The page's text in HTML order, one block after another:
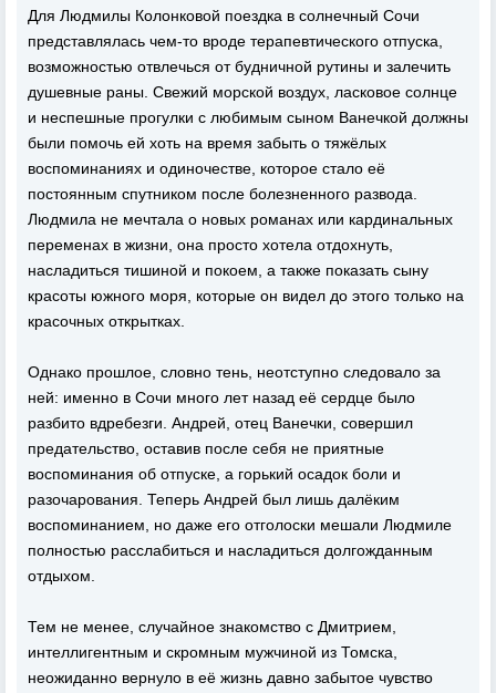
Для Людмилы Колонковой поездка в солнечный Сочи
представлялась чем-то вроде терапевтического отпуска,
возможностью отвлечься от будничной рутины и залечить
душевные раны. Свежий морской воздух, ласковое солнце
и неспешные прогулки с любимым сыном Ванечкой должны
были помочь ей хоть на время забыть о тяжёлых
воспоминаниях и одиночестве, которое стало её
постоянным спутником после болезненного развода.
Людмила не мечтала о новых романах или кардинальных
переменах в жизни, она просто хотела отдохнуть,
насладиться тишиной и покоем, а также показать сыну
красоты южного моря, которые он видел до этого только на
красочных открытках.
Однако прошлое, словно тень, неотступно следовало за
ней: именно в Сочи много лет назад её сердце было
разбито вдребезги. Андрей, отец Ванечки, совершил
предательство, оставив после себя не приятные
воспоминания об отпуске, а горький осадок боли и
разочарования. Теперь Андрей был лишь далёким
воспоминанием, но даже его отголоски мешали Людмиле
полностью расслабиться и насладиться долгожданным
отдыхом.
Тем не менее, случайное знакомство с Дмитрием,
интеллигентным и скромным мужчиной из Томска,
неожиданно вернуло в её жизнь давно забытое чувство